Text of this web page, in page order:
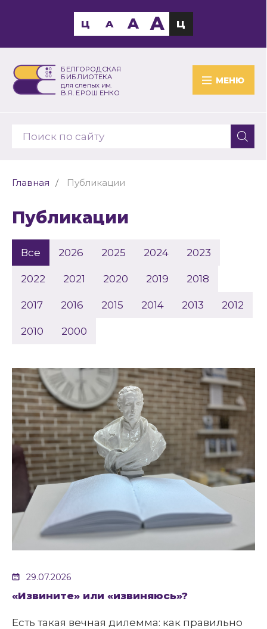
БЕЛГОРОДСКАЯ
БИБЛИОТЕКА
для слепых им.
В.Я. ЕРОШЕНКО
МЕНЮ
Ц A A A Ц
Главная Публикации
Публикации
Все 2026 2025 2024 2023
2022 2021 2020 2019 2018
2017 2016 2015 2014 2013 2012
2010 2000
29.07.2026
«Извините» или «извиняюсь»?
Есть такая вечная дилемма: как правильно